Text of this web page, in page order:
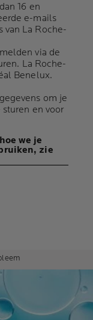
16 en
e-mails
van La Roche-
via de
La Roche-
Benelux.
om je
en voor
we je
zie